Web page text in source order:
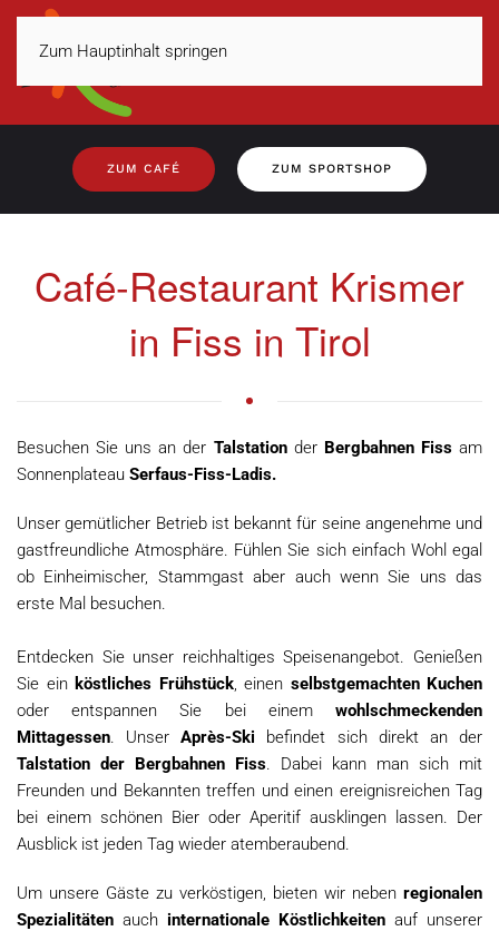
Zum Hauptinhalt springen
ZUM CAFÉ ZUM SPORTSHOP
Café-Restaurant Krismer
in Fiss in Tirol
Besuchen Sie uns an der TalstationderBergbahnen Fissam
Sonnenplateau Serfaus-Fiss-Ladis.
Unser gemütlicher Betrieb ist bekannt für seine angenehme und
gastfreundliche Atmosphäre. Fühlen Sie sich einfach Wohl egal
ob Einheimischer, Stammgast aber auch wenn Sie uns das
erste Mal besuchen.
Entdecken Sie unser reichhaltiges Speisenangebot. Genießen
Sie ein köstliches Frühstück, einen selbstgemachten Kuchen
oder entspannen Sie bei einem wohlschmeckenden
Mittagessen. UnserAprès-Ski befindet sich direkt an der
Talstation der Bergbahnen Fiss. Dabei kann man sich mit
Freunden und Bekannten treffen und einen ereignisreichen Tag
bei einem schönen Bier oder Aperitif ausklingen lassen. Der
Ausblick ist jeden Tag wieder atemberaubend.
Um unsere Gäste zu verköstigen, bieten wir neben regionalen
Spezialitäten auch internationale Köstlichkeiten auf unserer